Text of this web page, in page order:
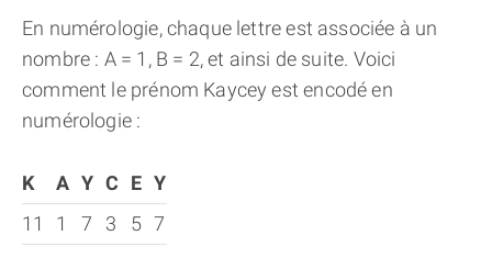
En numérologie, chaque lettre est associée à un
nombre : A = 1, B = 2, et ainsi de suite. Voici
comment le prénom Kaycey est encodé en
numérologie :
K A Y C E Y
11
1 7 3 5 7